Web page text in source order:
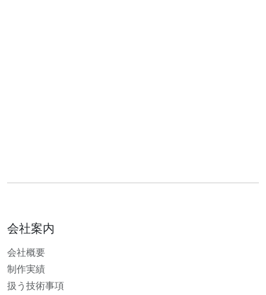
会社案内
会社概要
制作実績
扱う技術事項